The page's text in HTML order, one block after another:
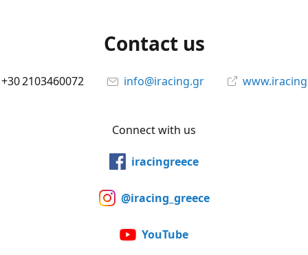
Contact us
+30 2103460072 info@iracing.gr
Connect with us
iracingreece
@iracing_greece
YouTube